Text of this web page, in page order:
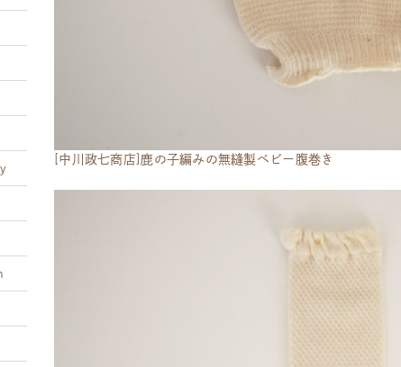
[中川政七商店]鹿の子編みの無縫製ベビー腹巻き